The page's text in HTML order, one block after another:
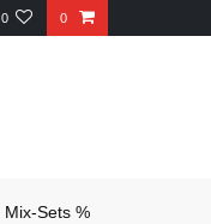
0 0
Mix-Sets %